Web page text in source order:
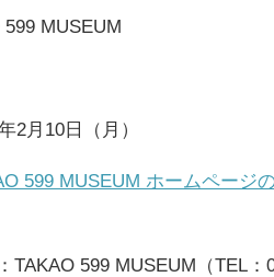
MUSEUM
月10日（月）
599 MUSEUM ホームページ
599 MUSEUM（TEL：